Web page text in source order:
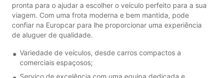
pronta para o ajudar a escolher o veículo perfeito para a sua
viagem. Com uma frota moderna e bem mantida, pode
confiar na Europcar para lhe proporcionar uma experiência
de aluguer de qualidade.
Variedade de veículos, desde carros compactos a
comerciais espaçosos;
Serviço de excelência com uma equipa dedicada e